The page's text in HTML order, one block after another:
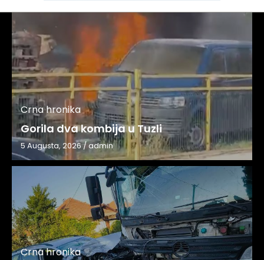
Crna hronika
Gorila dva kombija u Tuzli
5 Augusta, 2026/admin
Crna hronika